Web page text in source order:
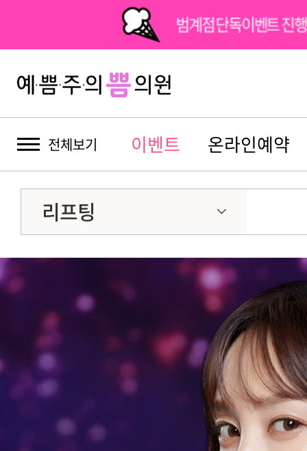
범계점 단독이벤트 진
전체보기 이벤트 온라인예약
리프팅